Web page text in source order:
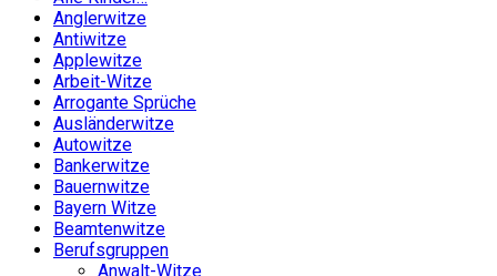
Anglerwitze
Antiwitze
Applewitze
Arbeit-Witze
Arrogante Sprüche
Ausländerwitze
Autowitze
Bankerwitze
Bauernwitze
Bayern Witze
Beamtenwitze
Berufsgruppen
Anwalt-Witze